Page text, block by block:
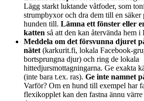
Lägg starkt luktande våtfoder, som
strumpbyxor och dra dem till en säker
hunden till. Lämna ett fönster eller
katten så att den kan återvända hem i
Meddela om det försvunna djuret
nätet (karkurit.fi, lokala Facebook-
bortsprungna djur) och ring de lokala
hittedjursmottagningarna. Ge exakta
(inte bara t.ex. ras). Ge inte namnet
Varför? Om en hund till exempel har
flexikopplet kan den fastna ännu